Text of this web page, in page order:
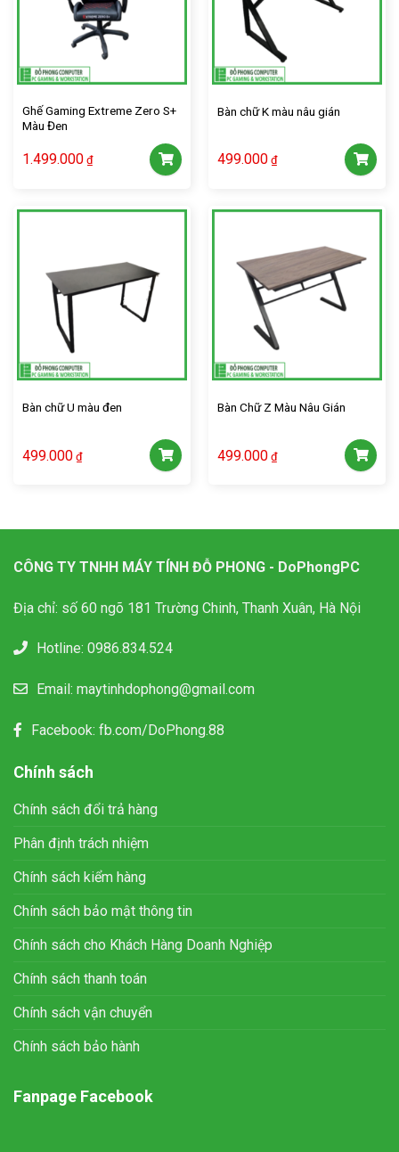
Ghế Gaming Extreme Zero S+
Màu Đen
1.499.000 ₫
Bàn chữ K màu nâu gián
499.000 ₫
Bàn chữ U màu đen
499.000 ₫
Bàn Chữ Z Màu Nâu Gián
499.000 ₫
CÔNG TY TNHH MÁY TÍNH ĐỖ PHONG - DoPhongPC
Địa chỉ: số 60 ngõ 181 Trường Chinh, Thanh Xuân, Hà Nội
Hotline: 0986.834.524
Email: maytinhdophong@gmail.com
Facebook: fb.com/DoPhong.88
Chính sách
Chính sách đổi trả hàng
Phân định trách nhiệm
Chính sách kiểm hàng
Chính sách bảo mật thông tin
Chính sách cho Khách Hàng Doanh Nghiệp
Chính sách thanh toán
Chính sách vận chuyển
Chính sách bảo hành
Fanpage Facebook